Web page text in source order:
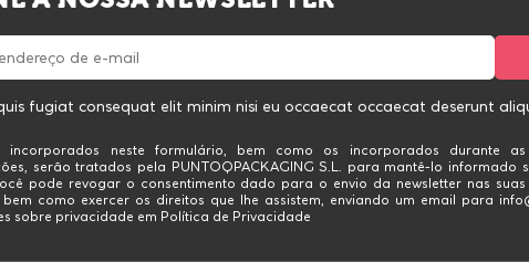
fugiat consequat elit minim nisi eu occaecat occaecat deserunt
incorporados neste formulário, bem como os incorporados durante
serão tratados pela PUNTOQPACKAGING S.L. para mantê-lo informado
pode revogar o consentimento dado para o envio da newsletter nas
bem como exercer os direitos que lhe assistem, enviando um email para
sobre privacidade em Política de Privacidade